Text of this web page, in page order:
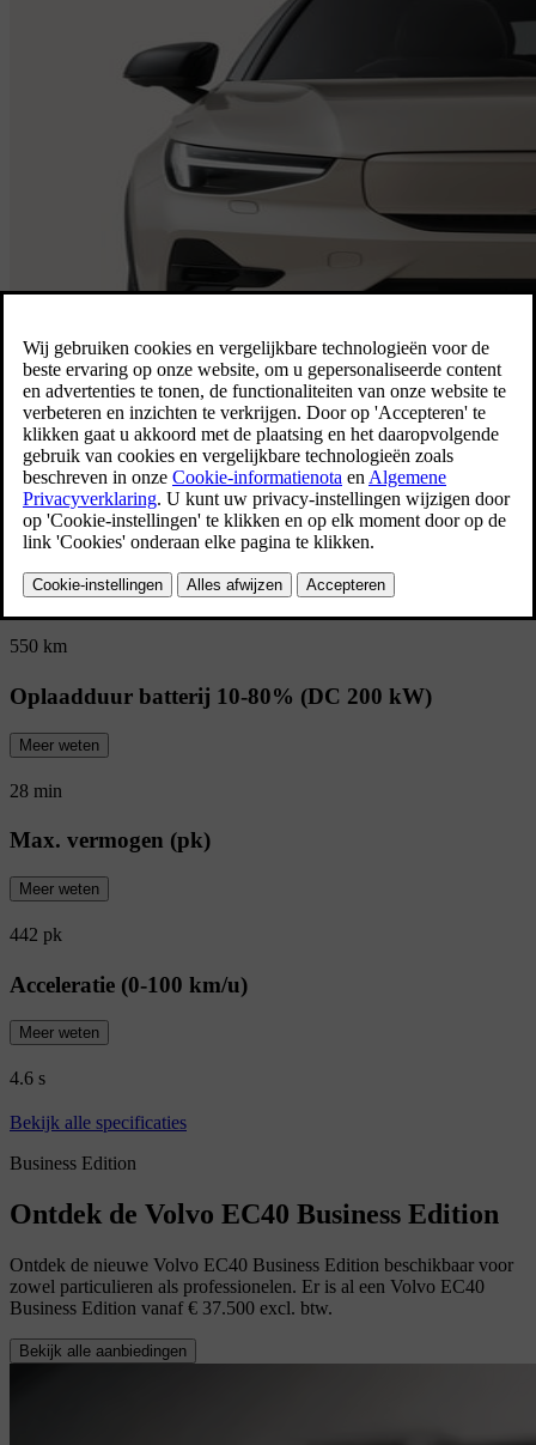
Overzicht van de EC40
Het rijbereik en de
snellaadmogelijkheden die u nodig hebt in
een gedurfd pakket. Kom niet zomaar
aan. Maak een entree.
Elektrische actieradius (Gecombineerd)
Meer weten
550 km
Oplaadduur batterij 10-80% (DC 200 kW)
Meer weten
28 min
Max. vermogen (pk)
Meer weten
442 pk
Acceleratie (0-100 km/u)
Meer weten
4.6 s
Bekijk alle specificaties
Business Edition
Ontdek de Volvo EC40 Business Edition
Ontdek de nieuwe Volvo EC40 Business Edition beschikbaar voor
zowel particulieren als professionelen. Er is al een Volvo EC40
Business Edition vanaf € 37.500 excl. btw.
Bekijk alle aanbiedingen